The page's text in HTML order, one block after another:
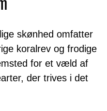
skønhed omfatter
koralrev og frodige
for et væld af
der trives i det